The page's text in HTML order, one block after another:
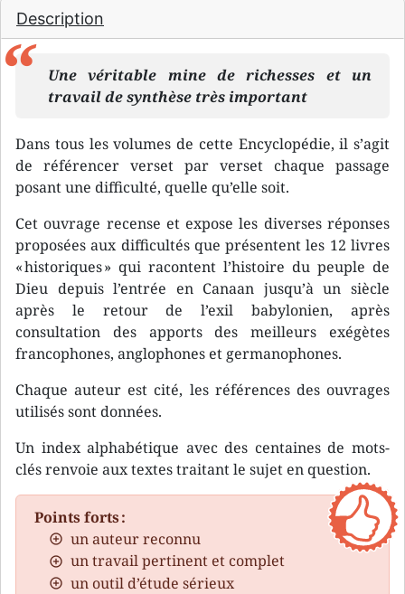
Description
Une véritable mine de richesses et un
travail de synthèse très important
Dans tous les volumes de cette Encyclopédie, il s’agit
de référencer verset par verset chaque passage
posant une difficulté, quelle qu’elle soit.
Cet ouvrage recense et expose les diverses réponses
proposées aux difficultés que présentent les 12 livres
« historiques » qui racontent l’histoire du peuple de
Dieu depuis l’entrée en Canaan jusqu’à un siècle
après le retour de l’exil babylonien, après
consultation des apports des meilleurs exégètes
francophones, anglophones et germanophones.
Chaque auteur est cité, les références des ouvrages
utilisés sont données.
Un index alphabétique avec des centaines de mots-
clés renvoie aux textes traitant le sujet en question.
Points forts :
un auteur reconnu
un travail pertinent et complet
un outil d’étude sérieux